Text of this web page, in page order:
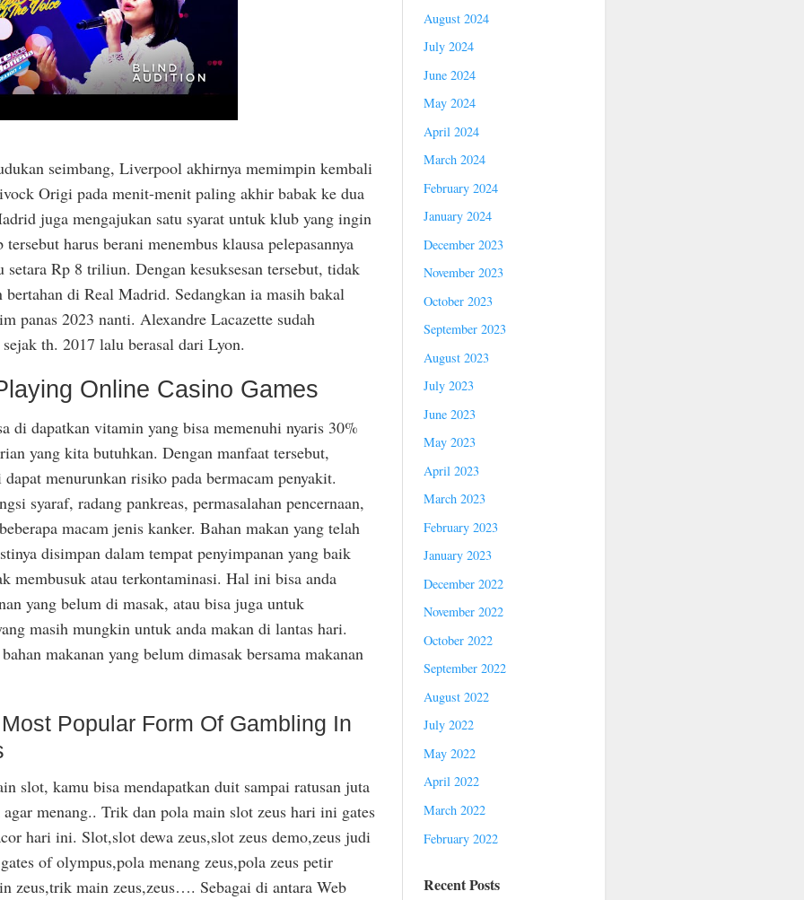
seimbang, Liverpool akhirnya memimpin kembali
Origi pada menit-menit paling akhir babak ke dua
juga mengajukan satu syarat untuk klub yang ingin
harus berani menembus klausa pelepasannya
setara Rp 8 triliun. Dengan kesuksesan tersebut, tidak
di Real Madrid. Sedangkan ia masih bakal
panas 2023 nanti. Alexandre Lacazette sudah
th. 2017 lalu berasal dari Lyon.
Online Casino Games
di dapatkan vitamin yang bisa memenuhi nyaris 30%
yang kita butuhkan. Dengan manfaat tersebut,
menurunkan risiko pada bermacam penyakit.
syaraf, radang pankreas, permasalahan pencernaan,
macam jenis kanker. Bahan makan yang telah
disimpan dalam tempat penyimpanan yang baik
membusuk atau terkontaminasi. Hal ini bisa anda
yang belum di masak, atau bisa juga untuk
masih mungkin untuk anda makan di lantas hari.
makanan yang belum dimasak bersama makanan
Popular Form Of Gambling In
slot, kamu bisa mendapatkan duit sampai ratusan juta
menang.. Trik dan pola main slot zeus hari ini gates
hari ini. Slot,slot dewa zeus,slot zeus demo,zeus judi
of olympus,pola menang zeus,pola zeus petir
zeus,trik main zeus,zeus…. Sebagai di antara Web
August 2024
July 2024
June 2024
May 2024
April 2024
March 2024
February 2024
January 2024
December 2023
November 2023
October 2023
September 2023
August 2023
July 2023
June 2023
May 2023
April 2023
March 2023
February 2023
January 2023
December 2022
November 2022
October 2022
September 2022
August 2022
July 2022
May 2022
April 2022
March 2022
February 2022
Recent Posts